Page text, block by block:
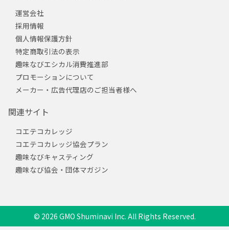
運営会社
採用情報
個人情報保護方針
特定商取引法の表示
趣味なびエシカル消費推進部
プロモーションについて
メーカー・広告代理店のご担当者様へ
関連サイト
コエテコカレッジ
コエテコカレッジ協会プラン
趣味なびキャスティング
趣味なび協会・団体マガジン
© 2026 GMO Shuminavi Inc. All Rights Reserved.